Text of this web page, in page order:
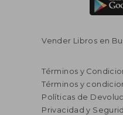
Vender Libros en
Términos y
Términos y
Políticas de
Privacidad y